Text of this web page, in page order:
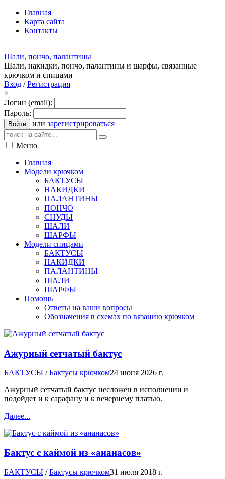
Главная
Карта сайта
Контакты
Шали, пончо, палантины
Шали, накидки, пончо, палантины и шарфы, связанные
крючком и спицами
Вход /Регистрация
×
Логин (email):
Пароль:
Войти или зарегистрироваться
Меню
Главная
Модели крючком
БАКТУСЫ
НАКИДКИ
ПАЛАНТИНЫ
ПОНЧО
СНУДЫ
ШАЛИ
ШАРФЫ
Модели спицами
БАКТУСЫ
НАКИДКИ
ПАЛАНТИНЫ
ШАЛИ
ШАРФЫ
Помощь
Ответы на ваши вопросы
Обозначения в схемах по вязанию крючком
Ажурный сетчатый бактус
БАКТУСЫ /Бактусы крючком24 июня 2026 г.
Ажурный сетчатый бактус несложен в исполнении и
подойдет и к сарафану и к вечернему платью.
Далее...
Бактус с каймой из «ананасов»
БАКТУСЫ /Бактусы крючком31 июля 2018 г.